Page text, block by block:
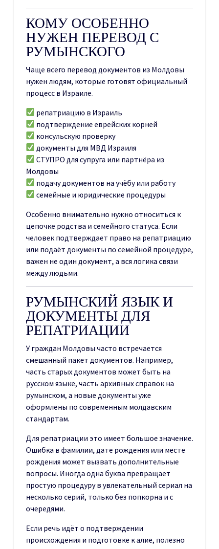
КОМУ ОСОБЕННО
НУЖЕН ПЕРЕВОД С
РУМЫНСКОГО
Чаще всего перевод документов из Молдовы
нужен людям, которые готовят официальный
процесс в Израиле.
репатриацию в Израиль
подтверждение еврейских корней
консульскую проверку
документы для МВД Израиля
СТУПРО для супруга или партнёра из
Молдовы
подачу документов на учёбу или работу
семейные и юридические процедуры
Особенно внимательно нужно относиться к
цепочке родства и семейного статуса. Если
человек подтверждает право на репатриацию
или подаёт документы по семейной процедуре,
важен не один документ, а вся логика связи
между людьми.
РУМЫНСКИЙ ЯЗЫК И
ДОКУМЕНТЫ ДЛЯ
РЕПАТРИАЦИИ
У граждан Молдовы часто встречается
смешанный пакет документов. Например,
часть старых документов может быть на
русском языке, часть архивных справок на
румынском, а новые документы уже
оформлены по современным молдавским
стандартам.
Для репатриации это имеет большое значение.
Ошибка в фамилии, дате рождения или месте
рождения может вызвать дополнительные
вопросы. Иногда одна буква превращает
простую процедуру в увлекательный сериал на
несколько серий, только без попкорна и с
очередями.
Если речь идёт о подтверждении
происхождения и подготовке к алие, полезно